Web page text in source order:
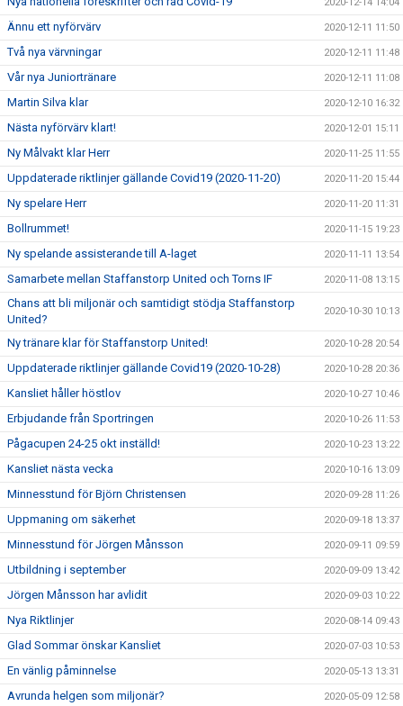
Ännu ett nyförvärv 2020-12-11 11:50
Två nya värvningar 2020-12-11 11:48
Vår nya Juniortränare 2020-12-11 11:08
Martin Silva klar 2020-12-10 16:32
Nästa nyförvärv klart! 2020-12-01 15:11
Ny Målvakt klar Herr 2020-11-25 11:55
Uppdaterade riktlinjer gällande Covid19 (2020-11-20) 2020-11-20 15:44
Ny spelare Herr 2020-11-20 11:31
Bollrummet! 2020-11-15 19:23
Ny spelande assisterande till A-laget 2020-11-11 13:54
Samarbete mellan Staffanstorp United och Torns IF 2020-11-08 13:15
Chans att bli miljonär och samtidigt stödja Staffanstorp
United?
2020-10-30 10:13
Ny tränare klar för Staffanstorp United! 2020-10-28 20:54
Uppdaterade riktlinjer gällande Covid19 (2020-10-28) 2020-10-28 20:36
Kansliet håller höstlov 2020-10-27 10:46
Erbjudande från Sportringen 2020-10-26 11:53
Pågacupen 24-25 okt inställd! 2020-10-23 13:22
Kansliet nästa vecka 2020-10-16 13:09
Minnesstund för Björn Christensen 2020-09-28 11:26
Uppmaning om säkerhet 2020-09-18 13:37
Minnesstund för Jörgen Månsson 2020-09-11 09:59
Utbildning i september 2020-09-09 13:42
Jörgen Månsson har avlidit 2020-09-03 10:22
Nya Riktlinjer 2020-08-14 09:43
Glad Sommar önskar Kansliet 2020-07-03 10:53
En vänlig påminnelse 2020-05-13 13:31
Avrunda helgen som miljonär? 2020-05-09 12:58